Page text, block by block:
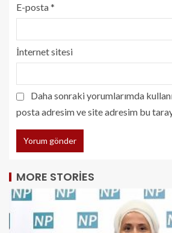
E-posta*
İnternet sitesi
Daha sonraki yorumlarımda
posta adresim ve site adresim bu
MORE STORIES